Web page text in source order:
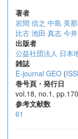
著者
岩間 信之 中島 美
比古 池田 真志 今
出版者
公益社団法人 日本
雑誌
E-journal GEO (
巻号頁・発行日
vol.18, no.1,
参考文献数
61